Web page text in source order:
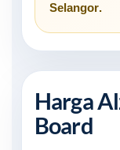
Selangor.
Harga
Board